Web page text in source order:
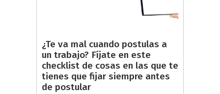
¿Te va mal cuando postulas a
un trabajo? Fíjate en este
checklist de cosas en las que te
tienes que fijar siempre antes
de postular